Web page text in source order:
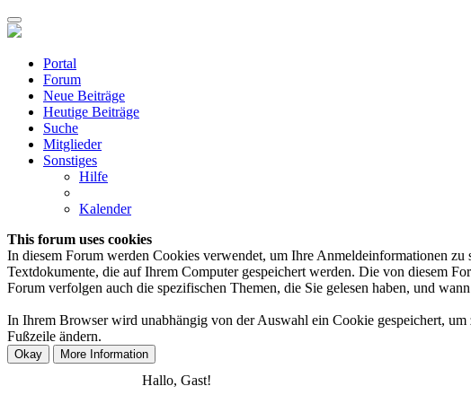
Portal
Forum
Neue Beiträge
Heutige Beiträge
Suche
Mitglieder
Sonstiges
Hilfe
Kalender
This forum uses cookies
In diesem Forum werden Cookies verwendet, um Ihre Anmeldeinformationen
Textdokumente, die auf Ihrem Computer gespeichert werden. Die von diesem
Forum verfolgen auch die spezifischen Themen, die Sie gelesen haben, und
In Ihrem Browser wird unabhängig von der Auswahl ein Cookie gespeichert,
Fußzeile ändern.
Hallo, Gast!